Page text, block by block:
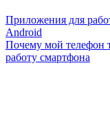
Приложения для
Android
Почему мой телефон
работу смартфона